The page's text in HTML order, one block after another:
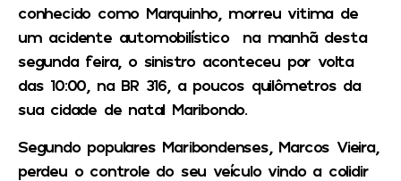
conhecido como Marquinho, morreu vitima de
um acidente automobilístico na manhã desta
segunda feira, o sinistro aconteceu por volta
das 10:00, na BR 316, a poucos quilômetros da
sua cidade de natal Maribondo.
Segundo populares Maribondenses, Marcos Vieira,
perdeu o controle do seu veículo vindo a colidir